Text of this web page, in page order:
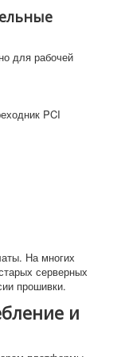
для рабочей
PCI
На многих
серверных
прошивки.
и